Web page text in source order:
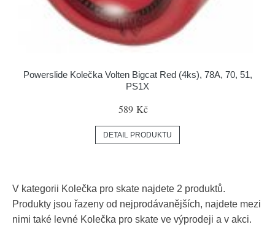
Powerslide Kolečka Volten Bigcat Red (4ks), 78A, 70, 51,
PS1X
589 Kč
DETAIL PRODUKTU
V kategorii Kolečka pro skate najdete 2 produktů.
Produkty jsou řazeny od nejprodávanějších, najdete mezi
nimi také levné Kolečka pro skate ve výprodeji a v akci.